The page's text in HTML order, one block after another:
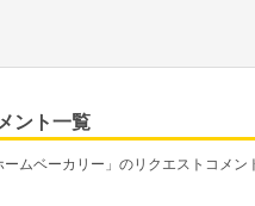
ント一覧
ムベーカリー」のリクエストコメン